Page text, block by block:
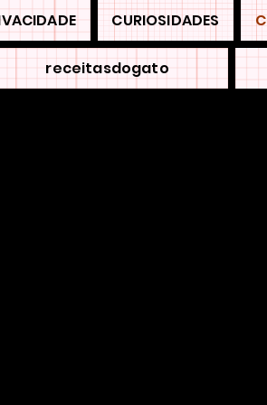
CURIOSIDADES
receitasdogato